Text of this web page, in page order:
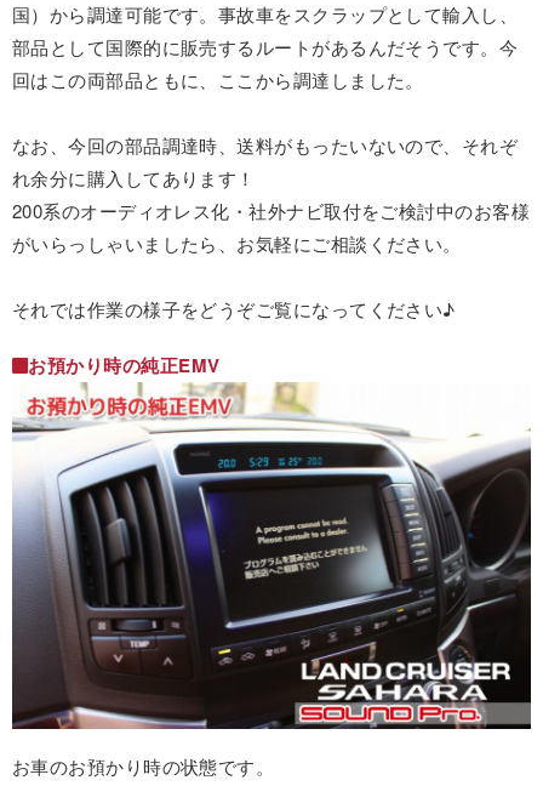
国）から調達可能です。事故車をスクラップとして輸入し、
部品として国際的に販売するルートがあるんだそうです。今
回はこの両部品ともに、ここから調達しました。
なお、今回の部品調達時、送料がもったいないので、それぞ
れ余分に購入してあります！
200系のオーディオレス化・社外ナビ取付をご検討中のお客様
がいらっしゃいましたら、お気軽にご相談ください。
それでは作業の様子をどうぞご覧になってください♪
お預かり時の純正EMV
お車のお預かり時の状態です。